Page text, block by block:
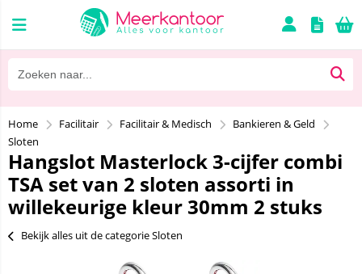
Home Facilitair Facilitair & Medisch
Bankieren & Geld
Sloten
Hangslot Masterlock 3-cijfer combi
TSA set van 2 sloten assorti in
willekeurige kleur 30mm 2 stuks
Bekijk alles uit de categorie Sloten